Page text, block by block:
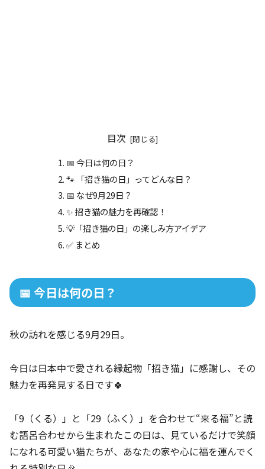
目次
📅 今日は何の日？
🐾 「招き猫の日」ってどんな日？
📅 なぜ9月29日？
✨ 招き猫の魅力を再確認！
💡「招き猫の日」の楽しみ方アイデア
✅ まとめ
📅 今日は何の日？
秋の訪れを感じる9月29日。
今日は日本中で愛される縁起物「招き猫」に感謝し、その
魅力を再発見する日です🍀
「9（くる）」と「29（ふく）」を合わせて“来る福”と読
む語呂合わせから生まれたこの日は、見ているだけで笑顔
になれる可愛い猫たちが、あなたの家や心に福を運んでく